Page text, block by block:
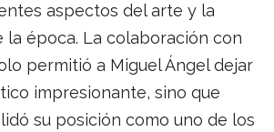
aspectos del arte y la
la época. La colaboración con
permitió a Miguel Ángel dejar
impresionante, sino que
su posición como uno de los